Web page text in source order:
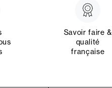
Savoir faire &
qualité
française